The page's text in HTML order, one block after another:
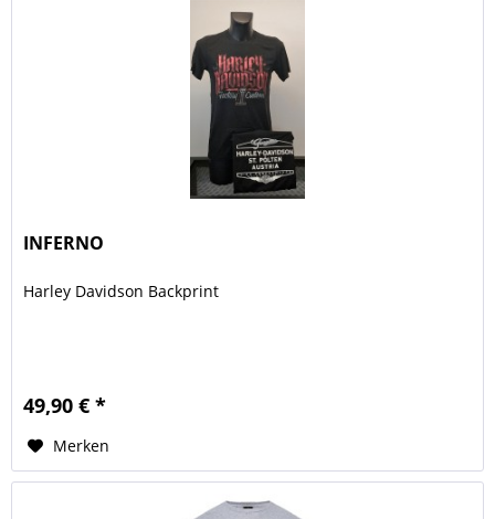
INFERNO
Harley Davidson Backprint
49,90 € *
Merken